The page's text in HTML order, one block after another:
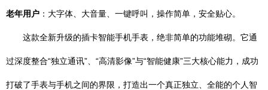
老年用户 ：大字体、大音量、一键呼叫，操作简单，安全贴心。
这款全新升级的插卡智能手机手表，绝非简单的功能堆砌。它通
过深度整合“独立通讯”、“高清影像”与“智能健康”三大核心能力，成功
打破了手表与手机之间的界限，打造出一个真正独立、全能的个人智